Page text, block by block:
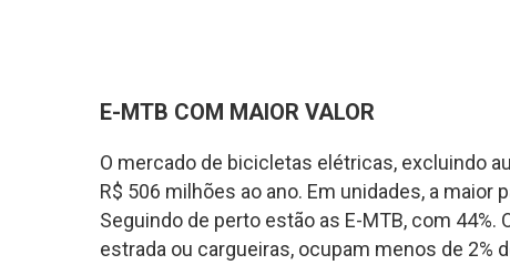
E-MTB COM MAIOR VALOR
O mercado de bicicletas elétricas, excluindo
R$ 506 milhões ao ano. Em unidades, a
Seguindo de perto estão as E-MTB, com
estrada ou cargueiras, ocupam menos de 2%